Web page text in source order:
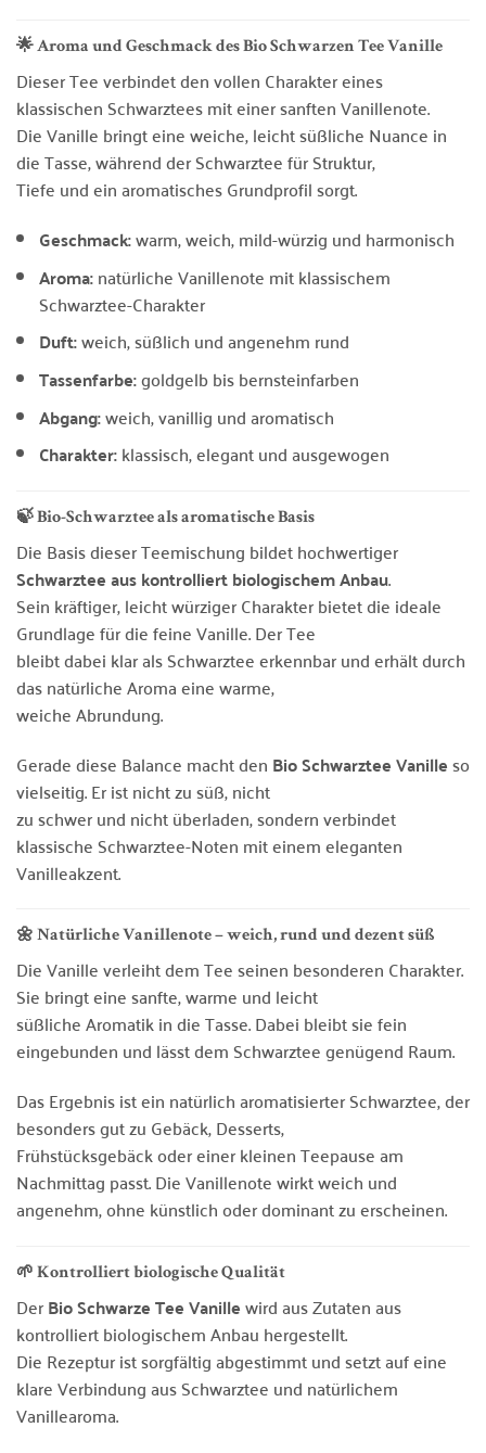
🌟 Aroma und Geschmack des Bio Schwarzen Tee Vanille
Dieser Tee verbindet den vollen Charakter eines
klassischen Schwarztees mit einer sanften Vanillenote.
Die Vanille bringt eine weiche, leicht süßliche Nuance in
die Tasse, während der Schwarztee für Struktur,
Tiefe und ein aromatisches Grundprofil sorgt.
Geschmack:warm, weich, mild-würzig und harmonisch
Aroma:natürliche Vanillenote mit klassischem
Schwarztee-Charakter
Duft:weich, süßlich und angenehm rund
Tassenfarbe:goldgelb bis bernsteinfarben
Abgang:weich, vanillig und aromatisch
Charakter:klassisch, elegant und ausgewogen
🍃 Bio-Schwarztee als aromatische Basis
Die Basis dieser Teemischung bildet hochwertiger
Schwarztee aus kontrolliert biologischem Anbau.
Sein kräftiger, leicht würziger Charakter bietet die ideale
Grundlage für die feine Vanille. Der Tee
bleibt dabei klar als Schwarztee erkennbar und erhält durch
das natürliche Aroma eine warme,
weiche Abrundung.
Gerade diese Balance macht den Bio Schwarztee Vanilleso
vielseitig. Er ist nicht zu süß, nicht
zu schwer und nicht überladen, sondern verbindet
klassische Schwarztee-Noten mit einem eleganten
Vanilleakzent.
🌼 Natürliche Vanillenote – weich, rund und dezent süß
Die Vanille verleiht dem Tee seinen besonderen Charakter.
Sie bringt eine sanfte, warme und leicht
süßliche Aromatik in die Tasse. Dabei bleibt sie fein
eingebunden und lässt dem Schwarztee genügend Raum.
Das Ergebnis ist ein natürlich aromatisierter Schwarztee, der
besonders gut zu Gebäck, Desserts,
Frühstücksgebäck oder einer kleinen Teepause am
Nachmittag passt. Die Vanillenote wirkt weich und
angenehm, ohne künstlich oder dominant zu erscheinen.
🌱 Kontrolliert biologische Qualität
DerBio Schwarze Tee Vanillewird aus Zutaten aus
kontrolliert biologischem Anbau hergestellt.
Die Rezeptur ist sorgfältig abgestimmt und setzt auf eine
klare Verbindung aus Schwarztee und natürlichem
Vanillearoma.